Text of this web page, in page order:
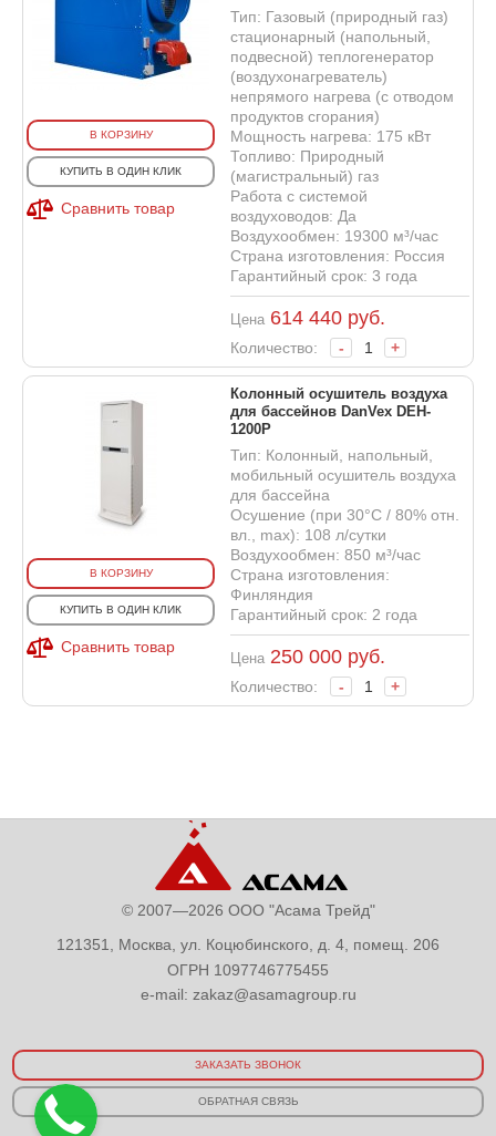
В КОРЗИНУ
КУПИТЬ В ОДИН КЛИК
Сравнить товар
Тип: Газовый (природный газ)
стационарный (напольный,
подвесной) теплогенератор
(воздухонагреватель)
непрямого нагрева (с отводом
продуктов сгорания)
Мощность нагрева: 175 кВт
Топливо: Природный
(магистральный) газ
Работа с системой
воздуховодов: Да
Воздухообмен: 19300 м³/час
Страна изготовления: Россия
Гарантийный срок: 3 года
Цена 614 440 руб.
Количество: - +
В КОРЗИНУ
КУПИТЬ В ОДИН КЛИК
Сравнить товар
Колонный осушитель воздуха
для бассейнов DanVex DEH-
1200P
Тип: Колонный, напольный,
мобильный осушитель воздуха
для бассейна
Осушение (при 30°С / 80% отн.
вл., max): 108 л/сутки
Воздухообмен: 850 м³/час
Страна изготовления:
Финляндия
Гарантийный срок: 2 года
Цена 250 000 руб.
Количество: - +
© 2007—2026 ООО "Асама Трейд"
121351, Москва, ул. Коцюбинского, д. 4, помещ. 206
ОГРН 1097746775455
e-mail: zakaz@asamagroup.ru
ЗАКАЗАТЬ ЗВОНОК
ОБРАТНАЯ СВЯЗЬ